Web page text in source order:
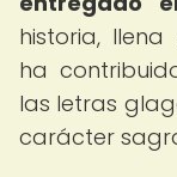
historia,
ha
las letras
carácter